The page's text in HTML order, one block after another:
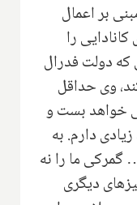
بر اعمال
را
که دولت فدرال
وی حداقل
خواهد بست و
دارم. به
گمرکی ما را نه
دیگری